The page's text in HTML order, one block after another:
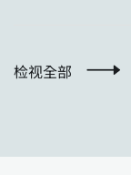
检视全部